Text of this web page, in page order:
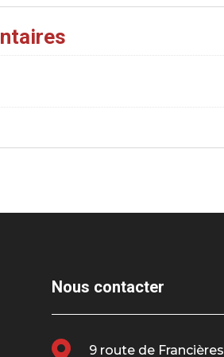
Nous contacter
 9 route de Francières